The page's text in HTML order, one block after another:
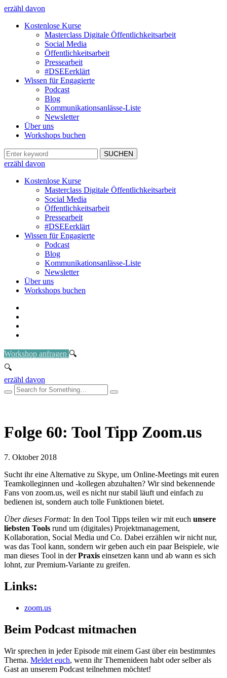
erzähl davon
Kostenlose Kurse
Masterclass Digitale Öffentlichkeitsarbeit
Social Media
Öffentlichkeitsarbeit
Pressearbeit
#DSEEerklärt
Wissen für Engagierte
Podcast
Blog
Kommunikationsanlässe-Liste
Newsletter
Über uns
Workshops buchen
erzähl davon
Kostenlose Kurse
Masterclass Digitale Öffentlichkeitsarbeit
Social Media
Öffentlichkeitsarbeit
Pressearbeit
#DSEEerklärt
Wissen für Engagierte
Podcast
Blog
Kommunikationsanlässe-Liste
Newsletter
Über uns
Workshops buchen
Workshop anfragen
erzähl davon
Folge 60: Tool Tipp Zoom.us
7. Oktober 2018
Sucht ihr eine Alternative zu Skype, um Online-Meetings mit euren
Teamkolleginnen und -kollegen abzuhalten? Wir sind bekennende
Fans von zoom.us, weil es nicht nur stabil läuft und einfach zu
bedienen ist, sondern auch tolle Funktionen bietet.
Über dieses Format: In den Tool Tipps teilen wir mit euch unsere
liebsten Tools rund um (digitales) Projektmanagement,
Kollaboration, Social Media und Co. Dabei erzählen wir nicht nur,
was das Tool kann, sondern wir geben auch ein paar Beispiele, wie
man dieses Tool in derPraxis einsetzen kann und ab wann es sich
lohnt, zur Premium-Variante zu greifen.
Links:
zoom.us
Beim Podcast mitmachen
Wir sprechen in jeder Episode mit einem Gast über ein bestimmtes
Thema. Meldet euch, wenn ihr Themenideen habt oder selber als
Gast an unserem Podcast teilnehmen möchtet!